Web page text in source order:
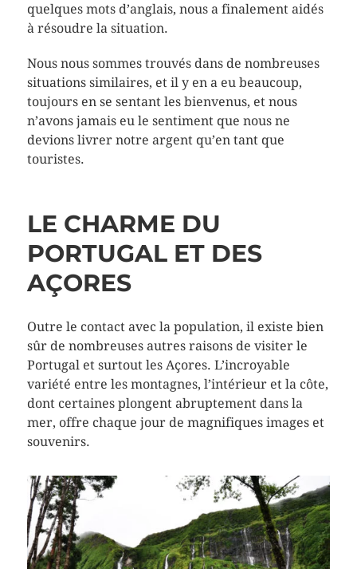
quelques mots d’anglais, nous a finalement aidés
à résoudre la situation.
Nous nous sommes trouvés dans de nombreuses
situations similaires, et il y en a eu beaucoup,
toujours en se sentant les bienvenus, et nous
n’avons jamais eu le sentiment que nous ne
devions livrer notre argent qu’en tant que
touristes.
LE CHARME DU
PORTUGAL ET DES
AÇORES
Outre le contact avec la population, il existe bien
sûr de nombreuses autres raisons de visiter le
Portugal et surtout les Açores. L’incroyable
variété entre les montagnes, l’intérieur et la côte,
dont certaines plongent abruptement dans la
mer, offre chaque jour de magnifiques images et
souvenirs.